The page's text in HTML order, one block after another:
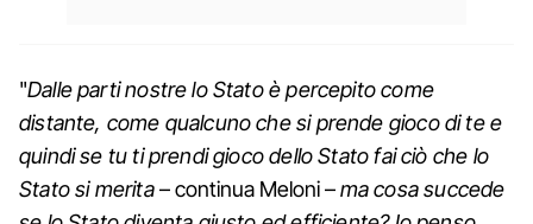
"Dalle parti nostre lo Stato è percepito come
distante, come qualcuno che si prende gioco di te e
quindi se tu ti prendi gioco dello Stato fai ciò che lo
Stato si merita– continua Meloni –ma cosa succede